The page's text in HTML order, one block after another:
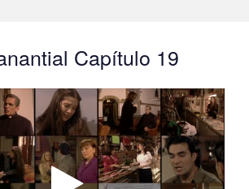
Capítulo 19